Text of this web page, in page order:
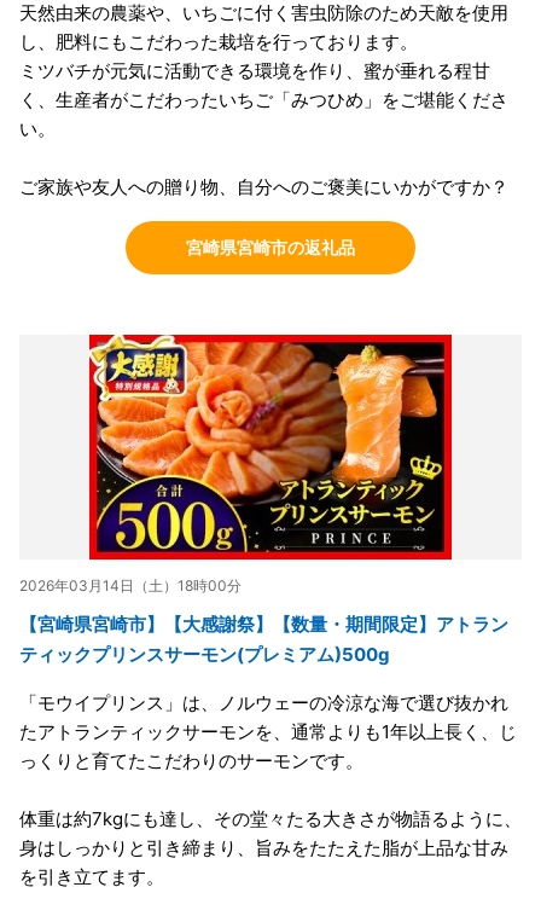
天然由来の農薬や、いちごに付く害虫防除のため天敵を使用
し、肥料にもこだわった栽培を行っております。
ミツバチが元気に活動できる環境を作り、蜜が垂れる程甘
く、生産者がこだわったいちご「みつひめ」をご堪能くださ
い。
ご家族や友人への贈り物、自分へのご褒美にいかがですか？
宮崎県宮崎市の返礼品
2026年03月14日（土）18時00分
【宮崎県宮崎市】【大感謝祭】【数量・期間限定】アトラン
ティックプリンスサーモン(プレミアム)500g
「モウイプリンス」は、ノルウェーの冷涼な海で選び抜かれ
たアトランティックサーモンを、通常よりも1年以上長く、じ
っくりと育てたこだわりのサーモンです。
体重は約7kgにも達し、その堂々たる大きさが物語るように、
身はしっかりと引き締まり、旨みをたたえた脂が上品な甘み
を引き立てます。